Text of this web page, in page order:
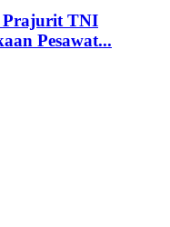
Prajurit TNI
Pesawat...